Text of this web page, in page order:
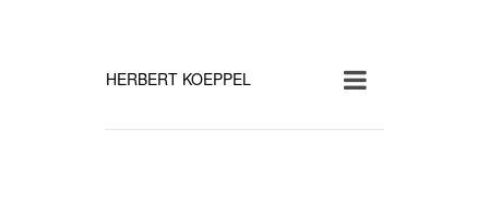
HERBERT KOEPPEL